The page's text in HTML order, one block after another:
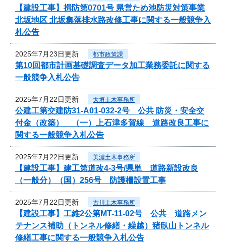
【建設工事】揖防第0701号 県営ため池防災対策事業
北坂地区 北坂集落排水路改修工事に関する一般競争入
札公告
2025年7月23日更新 都市政策課
第10回都市計画基礎調査データ加工業務委託に関する
一般競争入札公告
2025年7月22日更新 大垣土木事務所
公建工第交建防31-A01-032-2号 公共 防災・安全交
付金（改築） （一）上石津多賀線 道路改良工事に
関する一般競争入札公告
2025年7月22日更新 美濃土木事務所
【建設工事】建工第道改4-3号/県単 道路新設改良
（一般分）（国）256号 防護柵設置工事
2025年7月22日更新 古川土木事務所
【建設工事】工維2公第MT-11-02号 公共 道路メン
テナンス補助（トンネル修繕・繰越）猪臥山トンネル
修繕工事に関する一般競争入札公告